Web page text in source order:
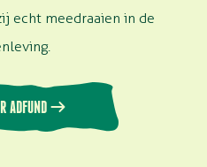
echt meedraaien in de
ADFUND